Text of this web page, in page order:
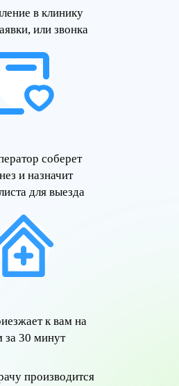
в клинику
или звонка
соберет
и назначит
для выезда
к вам на
за 30 минут
производится